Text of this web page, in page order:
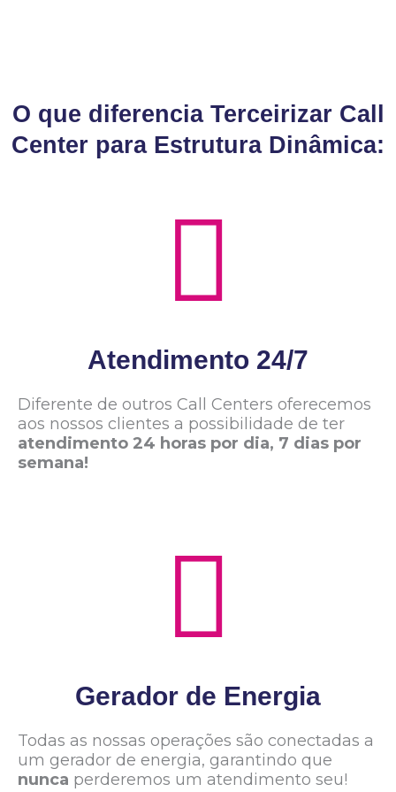
O que diferencia Terceirizar Call
Center para Estrutura Dinâmica:
Atendimento 24/7
Diferente de outros Call Centers oferecemos
aos nossos clientes a possibilidade de ter
atendimento 24 horas por dia, 7 dias por
semana!
Gerador de Energia
Todas as nossas operações são conectadas a
um gerador de energia, garantindo que
nunca perderemos um atendimento seu!